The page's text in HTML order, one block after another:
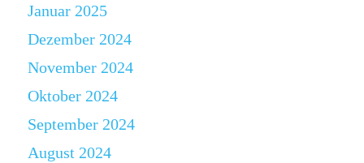
Januar 2025
Dezember 2024
November 2024
Oktober 2024
September 2024
August 2024